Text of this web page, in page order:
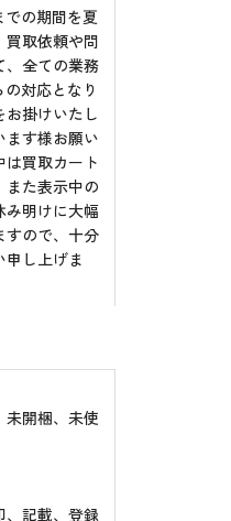
での期間を夏
買取依頼や問
、全ての業務
対応となり
お掛けいたし
ます様お願い
買取カート
また表示中の
み明けに大幅
すので、十分
申し上げま
未開梱、未使
、記載、登録